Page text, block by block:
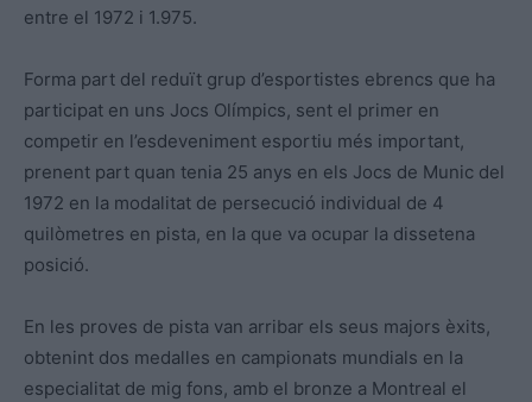
entre el 1972 i 1.975.
Forma part del reduït grup d’esportistes ebrencs que ha
participat en uns Jocs Olímpics, sent el primer en
competir en l’esdeveniment esportiu més important,
prenent part quan tenia 25 anys en els Jocs de Munic del
1972 en la modalitat de persecució individual de 4
quilòmetres en pista, en la que va ocupar la dissetena
posició.
En les proves de pista van arribar els seus majors èxits,
obtenint dos medalles en campionats mundials en la
especialitat de mig fons, amb el bronze a Montreal el